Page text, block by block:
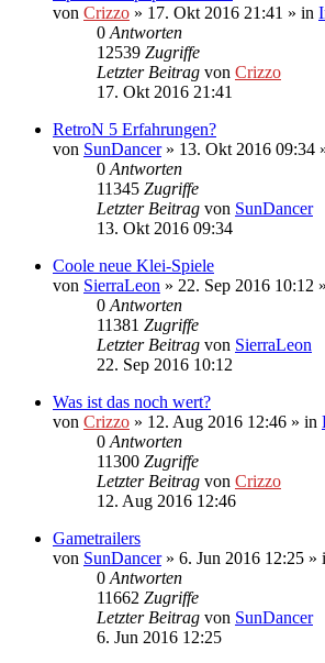
von Crizzo » 17. Okt 2016 21:41 » in
0 Antworten
12539 Zugriffe
Letzter Beitrag von Crizzo
17. Okt 2016 21:41
RetroN 5 Erfahrungen?
von SunDancer» 13. Okt 2016 09:34
0 Antworten
11345 Zugriffe
Letzter Beitrag von SunDancer
13. Okt 2016 09:34
Coole neue Klei-Spiele
von SierraLeon » 22. Sep 2016 10:12
0 Antworten
11381 Zugriffe
Letzter Beitrag von SierraLeon
22. Sep 2016 10:12
Was ist das noch wert?
von Crizzo » 12. Aug 2016 12:46 » in
0 Antworten
11300 Zugriffe
Letzter Beitrag von Crizzo
12. Aug 2016 12:46
Gametrailers
von SunDancer» 6. Jun 2016 12:25 »
0 Antworten
11662 Zugriffe
Letzter Beitrag von SunDancer
6. Jun 2016 12:25